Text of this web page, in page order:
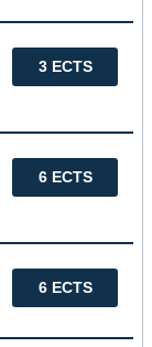
3 ECTS
6 ECTS
6 ECTS